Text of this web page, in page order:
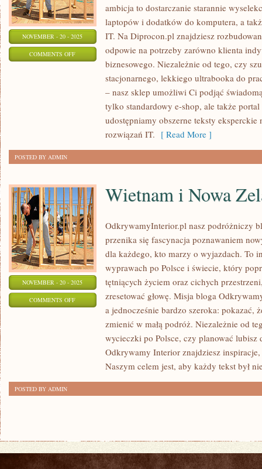
NOVEMBER - 20 - 2025
COMMENTS OFFON
ERGONOMIA
KOMPUTERZE
ambicja to dostarczanie starannie
laptopów i dodatków do komputera, a
IT. Na Diprocon.pl znajdziesz
odpowie na potrzeby zarówno klienta
biznesowego. Niezależnie od tego, czy
stacjonarnego, lekkiego ultrabooka do
– nasz sklep umożliwi Ci podjąć
tylko standardowy e-shop, ale także
udostępniamy obszerne teksty eksperckie
rozwiązań IT. [ Read More ]
POSTED BY ADMIN
NOVEMBER - 20 - 2025
COMMENTS OFFON
Wietnam i Nowa
OdkrywamyInterior.pl nasz podróżniczy
przenika się fascynacja poznawaniem
dla każdego, kto marzy o wyjazdach. To
wyprawach po Polsce i świecie, który
tętniących życiem oraz cichych
zresetować głowę. Misja bloga
a jednocześnie bardzo szeroka: pokazać,
zmienić w małą podróż. Niezależnie od
wycieczki po Polsce, czy planować lubisz
Odkrywamy Interior znajdziesz
Naszym celem jest, aby każdy tekst był
POSTED BY ADMIN